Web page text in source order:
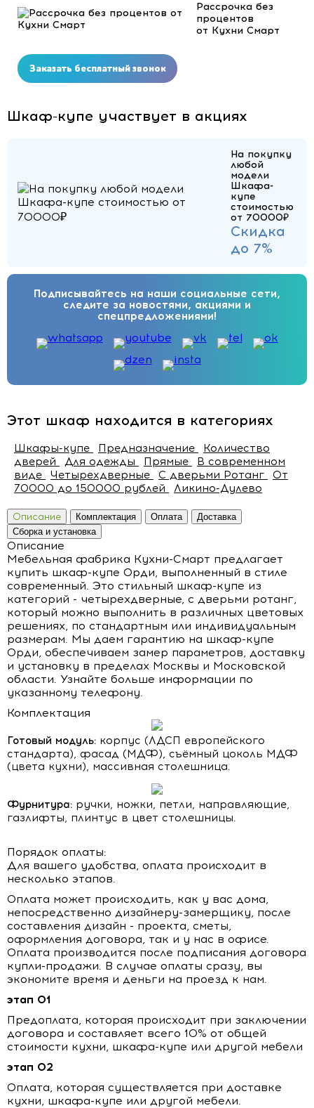
Рассрочка без
процентов
от Кухни Смарт
Заказать бесплатный звонок
Шкаф-купе участвует в акциях
На покупку
любой
модели
Шкафа-
купе
стоимостью
от 70000₽
Скидка
до 7%
Подписывайтесь на наши социальные сети,
следите за новостями, акциями и
спецпредложениями!
Этот шкаф находится в категориях
Шкафы-купе Предназначение
Количество
дверей
Для одежды Прямые
В современном
виде
Четырехдверные C дверьми Ротанг
От
70000 до 150000 рублей
Ликино-Дулево
Описание Комплектация Оплата
Доставка
Сборка и установка
Описание
Мебельная фабрика Кухни-Смарт предлагает
купить шкаф-купе Орди, выполненный в стиле
современный. Это стильный шкаф-купе из
категорий - четырехдверные, c дверьми ротанг,
который можно выполнить в различных цветовых
решениях, по стандартным или индивидуальным
размерам. Мы даем гарантию на шкаф-купе
Орди, обеспечиваем замер параметров, доставку
и установку в пределах Москвы и Московской
области. Узнайте больше информации по
указанному телефону.
Комплектация
Готовый модуль: корпус (ЛДСП европейского
стандарта), фасад (МДФ), съёмный цоколь МДФ
(цвета кухни), массивная столешница.
Фурнитура: ручки, ножки, петли, направляющие,
газлифты, плинтус в цвет столешницы.
Порядок оплаты:
Для вашего удобства, оплата происходит в
несколько этапов.
Оплата может происходить, как у вас дома,
непосредственно дизайнеру-замерщику, после
составления дизайн - проекта, сметы,
оформления договора, так и у нас в офисе.
Оплата производится после подписания договора
купли-продажи. В случае оплаты сразу, вы
экономите время и деньги на проезд к нам.
этап 01
Предоплата, которая происходит при заключении
договора и составляет всего 10% от общей
стоимости кухни, шкафа-купе или другой мебели
этап 02
Оплата, которая существляется при доставке
кухни, шкафа-купе или другой мебели.